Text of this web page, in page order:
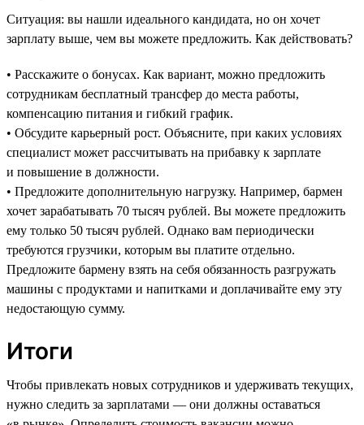
Ситуация: вы нашли идеального кандидата, но он хочет
зарплату выше, чем вы можете предложить. Как действовать?
• Расскажите о бонусах. Как вариант, можно предложить
сотрудникам бесплатный трансфер до места работы,
компенсацию питания и гибкий график.
• Обсудите карьерный рост. Объясните, при каких условиях
специалист может рассчитывать на прибавку к зарплате
и повышение в должности.
• Предложите дополнительную нагрузку. Например, бармен
хочет зарабатывать 70 тысяч рублей. Вы можете предложить
ему только 50 тысяч рублей. Однако вам периодически
требуются грузчики, которым вы платите отдельно.
Предложите бармену взять на себя обязанность разгружать
машины с продуктами и напитками и доплачивайте ему эту
недостающую сумму.
Итоги
Чтобы привлекать новых сотрудников и удерживать текущих,
нужно следить за зарплатами — они должны оставаться